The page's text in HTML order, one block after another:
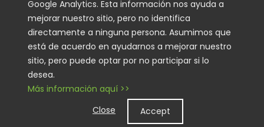
tu Información Personal, (ii) a solicitar su
rectificación o eliminación; (iii) a restringir el
procesamiento de tu Información Personal; y (iv)
cuando corresponda, a la portabilidad de los datos.
En determinadas circunstancias, también puedes
tener el derecho de oponerte al procesamiento de
tu Información Personal. Para realizar una solicitud,
utiliza los datos de contacto proporcionados a
Google Analytics. Esta información nos ayuda a
mejorar nuestro sitio, pero no identifica
directamente a ninguna persona. Asumimos que
está de acuerdo en ayudarnos a mejorar nuestro
sitio, pero puede optar por no participar si lo
desea.
Más información aquí >>
Close
Accept